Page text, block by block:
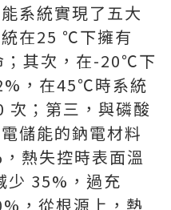
系統實現了五大
在25 ℃下擁有
；其次，在-20℃下
，在45℃時系統
次；第三，與磷酸
儲能的鈉電材料
熱失控時表面溫
少 35%，過充
，從根源上，熱